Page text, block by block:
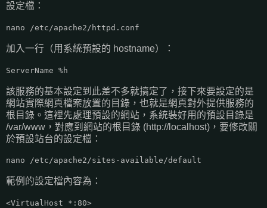
設定檔：
nano /etc/apache2/httpd.conf
加入一行（用系統預設的 hostname）：
ServerName %h
該服務的基本設定到此差不多就搞定了，接下來要設定的是
網站實際網頁檔案放置的目錄，也就是網頁對外提供服務的
根目錄。這裡先處理預設的網站，系統裝好用的預設目錄是
/var/www，對應到網站的根目錄 (http://localhost)，要修改關
於預設站台的設定檔：
nano /etc/apache2/sites-available/default
範例的設定檔內容為：
<VirtualHost *:80>